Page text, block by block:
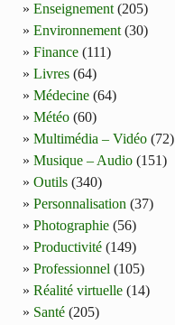
Enseignement (205)
Environnement (30)
Finance (111)
Livres (64)
Médecine (64)
Météo (60)
Multimédia – Vidéo (72)
Musique – Audio (151)
Outils (340)
Personnalisation (37)
Photographie (56)
Productivité (149)
Professionnel (105)
Réalité virtuelle (14)
Santé (205)